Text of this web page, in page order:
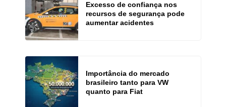
Excesso de confiança nos
recursos de segurança pode
aumentar acidentes
Importância do mercado
brasileiro tanto para VW
quanto para Fiat